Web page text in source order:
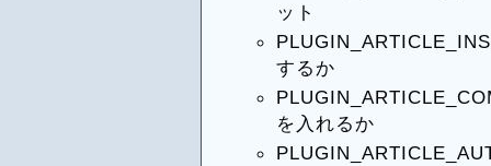
ット
するか
を入れるか